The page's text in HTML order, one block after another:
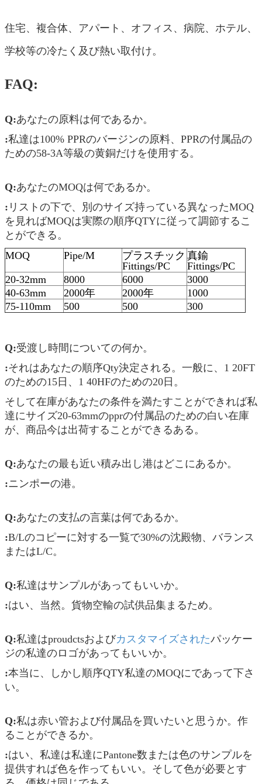
住宅、複合体、アパート、オフィス、病院、ホテル、
学校等の冷たく及び熱い取付け。
FAQ:
Q:あなたの原料は何であるか。
:私達は100% PPRのバージンの原料、PPRの付属品の
ための58-3A等級の黄銅だけを使用する。
Q:あなたのMOQは何であるか。
: リストの下で、別のサイズ持っている異なったMOQ
を見ればMOQは実際の順序QTYに従って調節するこ
とができる。
MOQ
Pipe/M
プラスチック
Fittings/PC
真鍮
Fittings/PC
20-32mm
8000 6000
3000
40-63mm
2000年 2000年
1000
75-110mm
500 500 300
Q:受渡し時間についての何か。
:それはあなたの順序Qty決定される。一般に、1 20FT
のための15日、1 40HFのための20日。
そして在庫があなたの条件を満たすことができれば私
達にサイズ20-63mmのpprの付属品のための白い在庫
が、商品今は出荷することができるある。
Q:あなたの最も近い積み出し港はどこにあるか。
:ニンポーの港。
Q:あなたの支払の言葉は何であるか。
:B/Lのコピーに対する一覧で30%の沈殿物、バランス
またはL/C。
Q:私達はサンプルがあってもいいか。
:はい、当然。貨物空輸の試供品集まるため。
Q:私達はproudctsおよびカスタマイズされたパッケー
ジの私達のロゴがあってもいいか。
:本当に、しかし順序QTY私達のMOQにであって下さ
い。
Q:私は赤い管および付属品を買いたいと思うか。作
ることができるか。
:はい、私達は私達にPantone数または色のサンプルを
提供すれば色を作ってもいい。そして色が必要とす